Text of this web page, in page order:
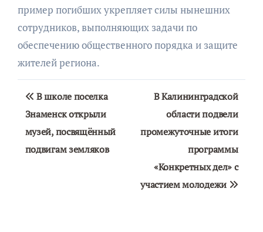
пример погибших укрепляет силы нынешних
сотрудников, выполняющих задачи по
обеспечению общественного порядка и защите
жителей региона.
Навигация
по
записям
В школе поселка
Знаменск открыли
музей, посвящённый
подвигам земляков
В Калининградской
области подвели
промежуточные итоги
программы
«Конкретных дел» с
участием молодежи